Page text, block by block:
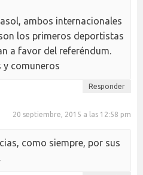
ambos internacionales
los primeros deportistas
a favor del referéndum.
y comuneros
Responder
20 septiembre, 2015 a las 12:58 pm
como siempre, por sus